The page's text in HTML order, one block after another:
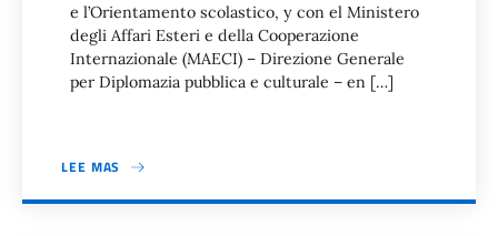
e l’Orientamento scolastico, y con el Ministero
degli Affari Esteri e della Cooperazione
Internazionale (MAECI) – Direzione Generale
per Diplomazia pubblica e culturale – en […]
LEE MAS